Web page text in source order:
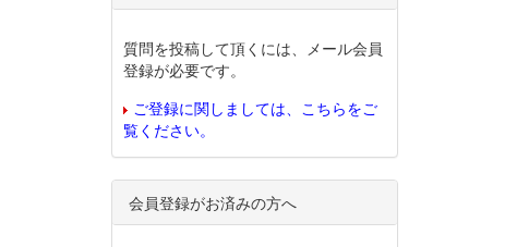
質問を投稿して頂くには、メール会員
登録が必要です。
ご登録に関しましては、こちらをご
覧ください。
会員登録がお済みの方へ